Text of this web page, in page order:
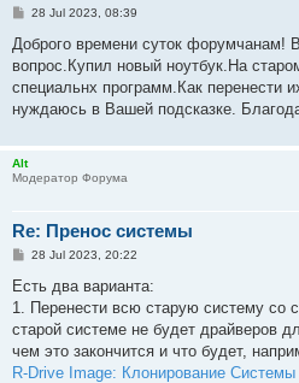
P
s
28 Jul 2023, 08:39
Доброго времени суток форумчанам!
вопрос.Купил новый ноутбук.На
специальнх программ.Как перенести
нуждаюсь в Вашей подсказке.
Alt
Модератор Форума
Re: Пренос системы
P
s
28 Jul 2023, 20:22
Есть два варианта:
1. Перенести всю старую систему со
старой системе не будет драйверов
чем это закончится и что будет,
R-Drive Image: Клонирование